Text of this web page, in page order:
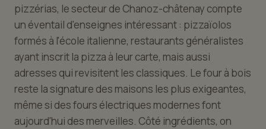
pizzérias, le secteur de Chanoz-châtenay compte
un éventail d'enseignes intéressant : pizzaïolos
formés à l'école italienne, restaurants généralistes
ayant inscrit la pizza à leur carte, mais aussi
adresses qui revisitent les classiques. Le four à bois
reste la signature des maisons les plus exigeantes,
même si des fours électriques modernes font
aujourd'hui des merveilles. Côté ingrédients, on